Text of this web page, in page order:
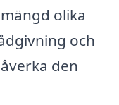
olika
och
den